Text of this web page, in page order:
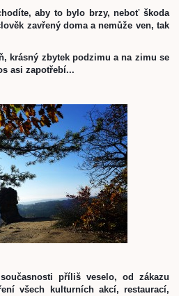
aby to bylo brzy, neboť škoda
zavřený doma a nemůže ven, tak
krásný zbytek podzimu a na zimu se
asi zapotřebí...
příliš veselo, od zákazu
všech kulturních akcí, restaurací,